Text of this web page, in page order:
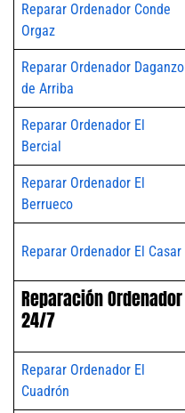
Reparar Ordenador Conde
Orgaz
Reparar Ordenador Daganzo
de Arriba
Reparar Ordenador El
Bercial
Reparar Ordenador El
Berrueco
Reparar Ordenador El Casar
Reparación Ordenador
24/7
Reparar Ordenador El
Cuadrón